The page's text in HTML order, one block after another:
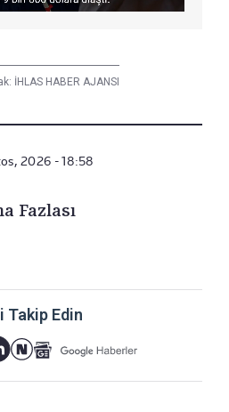
İHLAS HABER AJANSI
2026 - 18:58
Fazlası
Takip Edin